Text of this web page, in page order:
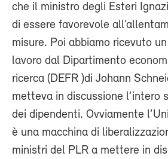
che il ministro degli Esteri
di essere favorevole
misure. Poi abbiamo ricevuto
lavoro dal Dipartimento
ricerca (DEFR )di Johann
metteva in discussione l’intero
dei dipendenti. Ovviamente
è una macchina di
ministri del PLR a mettere in